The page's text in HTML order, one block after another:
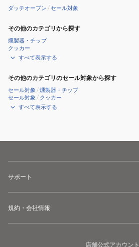
ダッチオーブン /セール対象
その他のカテゴリから探す
燻製器・チップ
クッカー
すべて表示する
その他のカテゴリのセール対象から探す
セール対象 /燻製器・チップ
セール対象 / クッカー
すべて表示する
サポート
規約・会社情報
店舗公式アカウント